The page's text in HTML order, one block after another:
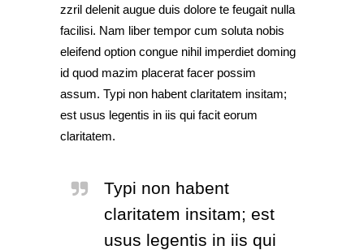
zzril delenit augue duis dolore te feugait nulla
facilisi. Nam liber tempor cum soluta nobis
eleifend option congue nihil imperdiet doming
id quod mazim placerat facer possim
assum. Typi non habent claritatem insitam;
est usus legentis in iis qui facit eorum
claritatem.
Typi non habent
claritatem insitam; est
usus legentis in iis qui